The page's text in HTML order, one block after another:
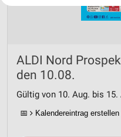
ALDI Nord
den 10.08.
Gültig von 10. Aug. bis 15.
📅 Kalendereintrag erstellen
Website/App.
Partnerliste anzeigen (1
IAB-Verarbeitungszwecke:
Speichern von oder Zugriff
auf einem Endgerät
Werbeanzeigen